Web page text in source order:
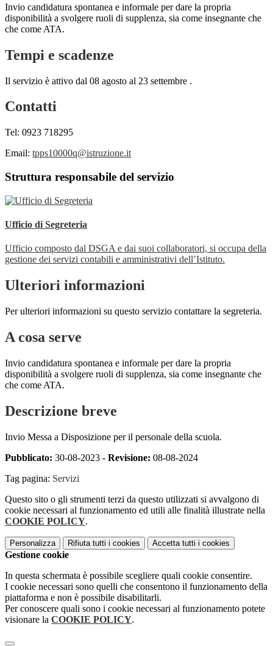
Invio candidatura spontanea e informale per dare la propria
disponibilità a svolgere ruoli di supplenza, sia come insegnante che
che come ATA.
Tempi e scadenze
Il servizio è attivo dal 08 agosto al 23 settembre .
Contatti
Tel: 0923 718295
Email: tpps10000q@istruzione.it
Struttura responsabile del servizio
Ufficio di Segreteria
Ufficio composto dal DSGA e dai suoi collaboratori, si occupa della
gestione dei servizi contabili e amministrativi dell’Istituto.
Ulteriori informazioni
Per ulteriori informazioni su questo servizio contattare la segreteria.
A cosa serve
Invio candidatura spontanea e informale per dare la propria
disponibilità a svolgere ruoli di supplenza, sia come insegnante che
che come ATA.
Descrizione breve
Invio Messa a Disposizione per il personale della scuola.
Pubblicato: 30-08-2023 - Revisione: 08-08-2024
Tag pagina: Servizi
Questo sito o gli strumenti terzi da questo utilizzati si avvalgono di
cookie necessari al funzionamento ed utili alle finalità illustrate nella
COOKIE POLICY.
Personalizza Rifiuta tutti i cookies Accetta tutti i cookies
Gestione cookie
In questa schermata è possibile scegliere quali cookie consentire.
I cookie necessari sono quelli che consentono il funzionamento della
piattaforma e non è possibile disabilitarli.
Per conoscere quali sono i cookie necessari al funzionamento potete
visionare la COOKIE POLICY.